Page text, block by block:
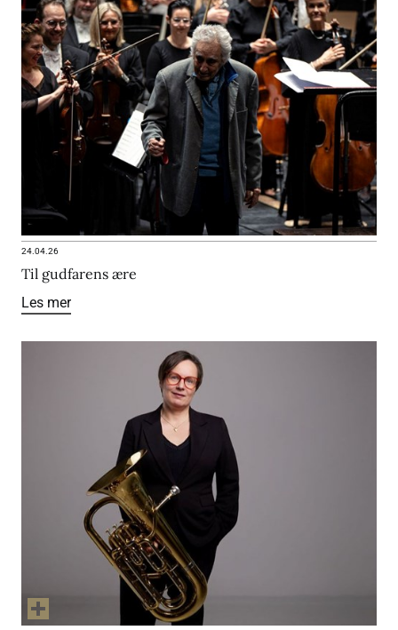
24.04.26
Til gudfarens ære
Les mer